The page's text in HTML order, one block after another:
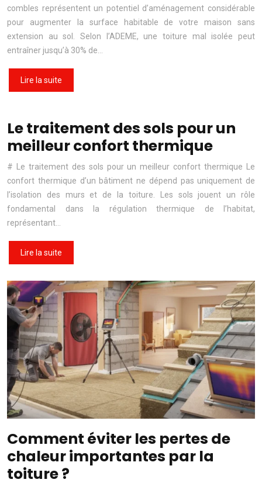
combles représentent un potentiel d’aménagement considérable
pour augmenter la surface habitable de votre maison sans
extension au sol. Selon l’ADEME, une toiture mal isolée peut
entraîner jusqu’à 30% de…
Lire la suite
Le traitement des sols pour un
meilleur confort thermique
# Le traitement des sols pour un meilleur confort thermique Le
confort thermique d’un bâtiment ne dépend pas uniquement de
l’isolation des murs et de la toiture. Les sols jouent un rôle
fondamental dans la régulation thermique de l’habitat,
représentant…
Lire la suite
Comment éviter les pertes de
chaleur importantes par la
toiture ?